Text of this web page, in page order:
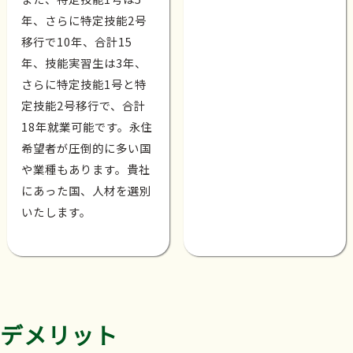
年、さらに特定技能2号
移行で10年、合計15
年、技能実習生は3年、
さらに特定技能1号と特
定技能2号移行で、合計
18年就業可能です。永住
希望者が圧倒的に多い国
や業種もあります。貴社
にあった国、人材を選別
いたします。
デメリット